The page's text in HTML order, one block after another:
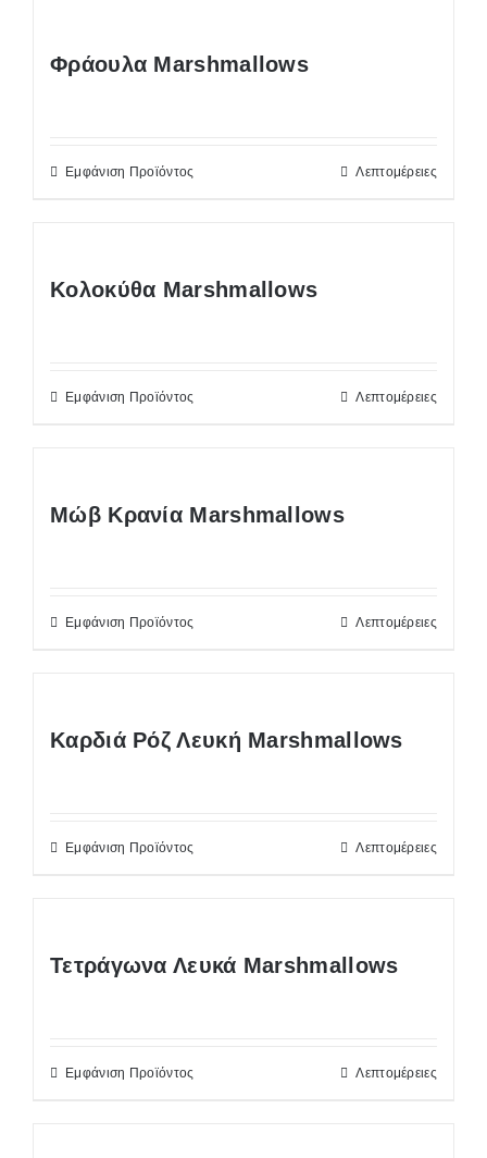
Φράουλα Marshmallows
Εμφάνιση Προϊόντος Λεπτομέρειες
Κολοκύθα Marshmallows
Εμφάνιση Προϊόντος Λεπτομέρειες
Μώβ Κρανία Marshmallows
Εμφάνιση Προϊόντος Λεπτομέρειες
Καρδιά Ρόζ Λευκή Marshmallows
Εμφάνιση Προϊόντος Λεπτομέρειες
Τετράγωνα Λευκά Marshmallows
Εμφάνιση Προϊόντος Λεπτομέρειες